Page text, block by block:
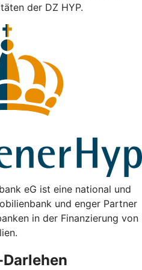
der DZ HYP.
eG ist eine national und
und enger Partner
in der Finanzierung von